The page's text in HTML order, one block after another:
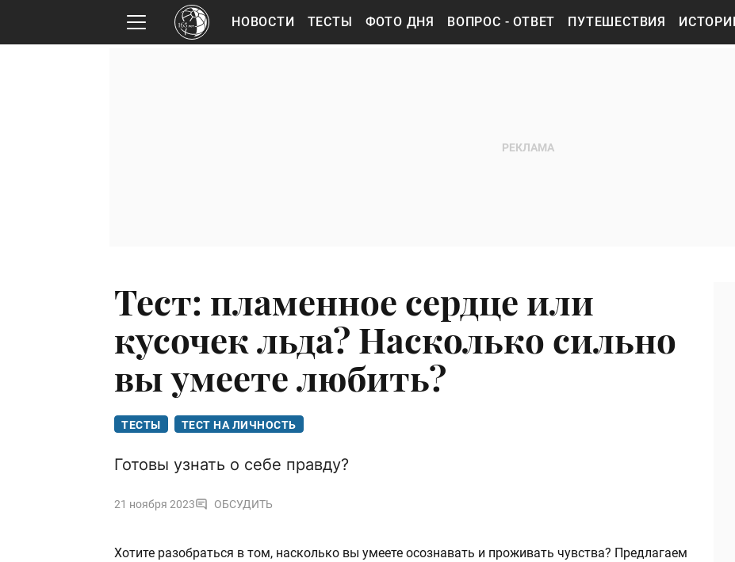
НОВОСТИ ТЕСТЫ ФОТО ДНЯ ВОПРОС - ОТВЕТ ПУТЕШЕСТВИЯ
Тест: пламенное сердце или
кусочек льда? Насколько сильно
вы умеете любить?
ТЕСТЫ ТЕСТ НА ЛИЧНОСТЬ
Готовы узнать о себе правду?
21 ноября 2023 ОБСУДИТЬ
Хотите разобраться в том, насколько вы умеете осознавать и проживать чувства? Предлагаем